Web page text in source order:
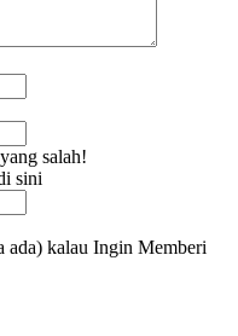
salah!
sini
ada) kalau Ingin Memberi